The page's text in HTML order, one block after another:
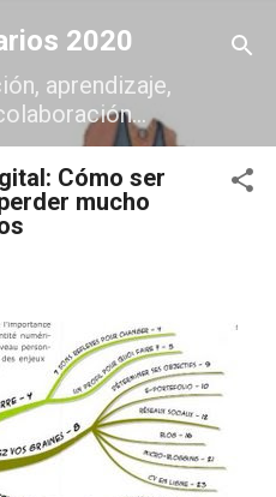
principal
2020
aprendizaje,
Cómo ser
mucho